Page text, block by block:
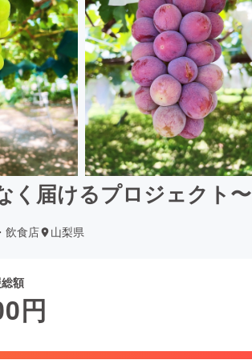
く届けるプロジェクト〜
飲食店 山梨県
額
円